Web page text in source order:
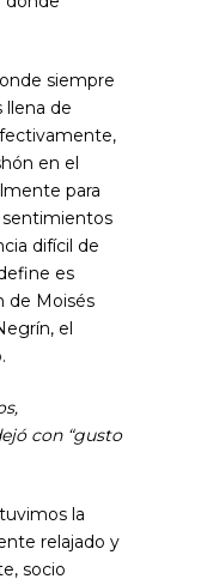
siempre
llena de
en el
para
sentimientos
difícil de
es
de Moisés
el
con “gusto
la
relajado y
socio